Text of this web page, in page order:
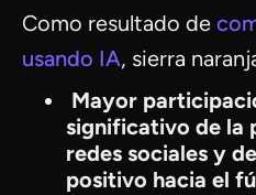
Como resultado de
usando IA, sierra
Mayor
significativo de la
redes sociales y
positivo hacia el